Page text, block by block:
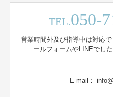
TEL.050-
営業時間外及び指導中は対応
ールフォームやLINEでし
E-mail：